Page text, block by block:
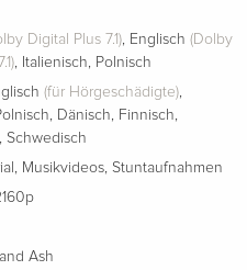
Digital Plus 7.1) Englisch (Dolby
Italienisch
Polnisch
(für Hörgeschädigte)
Dänisch Finnisch
Schwedisch
Musikvideos Stuntaufnahmen
Ash